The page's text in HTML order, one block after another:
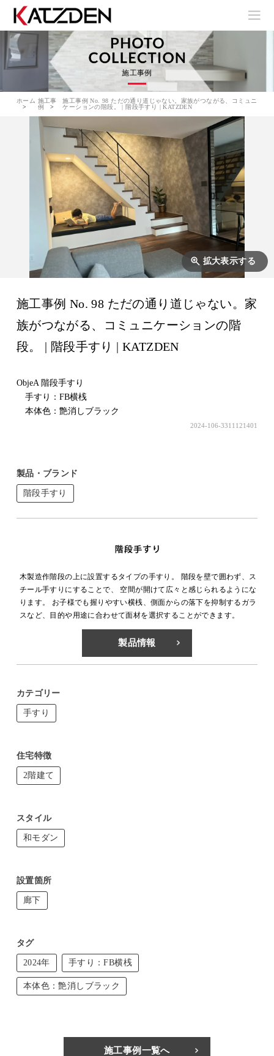
施工事例
ホーム 施工事
例
施工事例 No. 98 ただの通り道じゃない。家族がつながる、コミュニ
ケーションの階段。 | 階段手すり | KATZDEN
拡大表示する
施工事例 No. 98 ただの通り道じゃない。家
族がつながる、コミュニケーションの階
段。 | 階段手すり | KATZDEN
ObjeA 階段手すり
手すり：FB横桟
本体色：艶消しブラック
2024-106-3311121401
製品・ブランド
階段手すり
木製造作階段の上に設置するタイプの手すり。 階段を壁で囲わず、ス
チール手すりにすることで、 空間が開けて広々と感じられるようにな
ります。 お子様でも握りやすい横桟、側面からの落下を抑制するガラ
スなど、目的や用途に合わせて面材を選択することができます。
製品情報
カテゴリー
手すり
住宅特徴
2階建て
スタイル
和モダン
設置箇所
廊下
タグ
2024年 手すり：FB横桟
本体色：艶消しブラック
施工事例一覧へ